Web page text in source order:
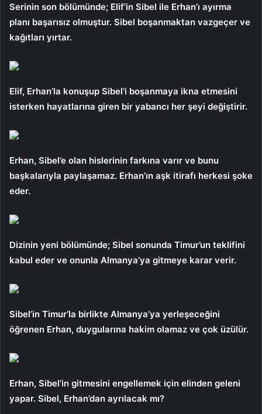
Serinin son bölümünde; Elif’in Sibel ile Erhan’ı ayırma
planı başarısız olmuştur. Sibel boşanmaktan vazgeçer ve
kağıtları yırtar.
Elif, Erhan’la konuşup Sibel’i boşanmaya ikna etmesini
isterken hayatlarına giren bir yabancı her şeyi değiştirir.
Erhan, Sibel’e olan hislerinin farkına varır ve bunu
başkalarıyla paylaşamaz. Erhan’ın aşk itirafı herkesi şoke
eder.
Dizinin yeni bölümünde; Sibel sonunda Timur’un teklifini
kabul eder ve onunla Almanya’ya gitmeye karar verir.
Sibel’in Timur’la birlikte Almanya’ya yerleşeceğini
öğrenen Erhan, duygularına hakim olamaz ve çok üzülür.
Erhan, Sibel’in gitmesini engellemek için elinden geleni
yapar. Sibel, Erhan’dan ayrılacak mı?